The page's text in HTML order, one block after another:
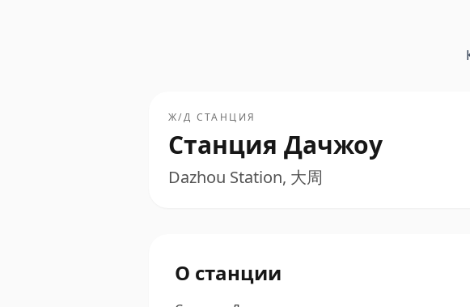
Ж/Д СТАНЦИЯ
Станция Дачжоу
Dazhou Station, 大周
О станции